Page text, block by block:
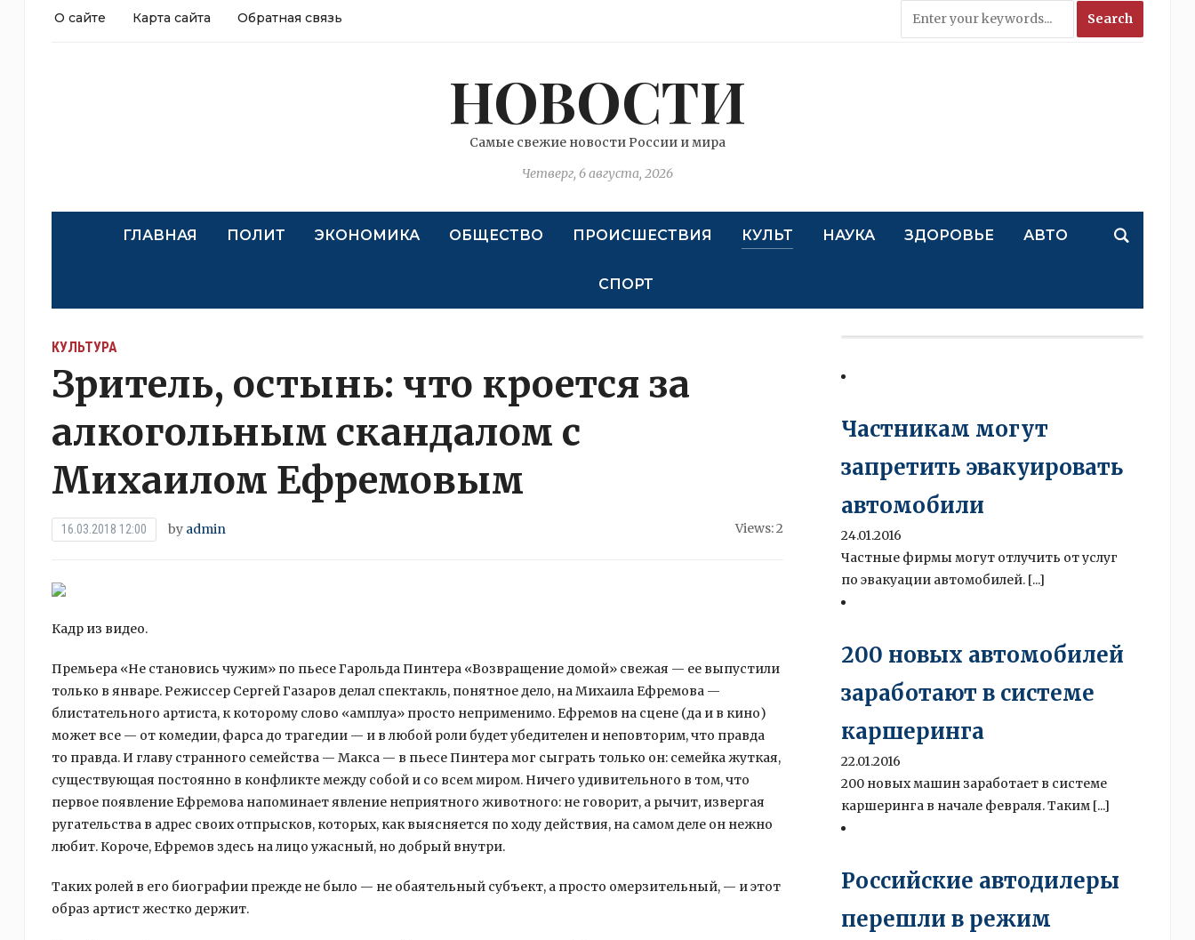
О сайте Карта сайта Обратная связь
НОВОСТИ
Самые свежие новости России и мира
Четверг, 6 августа, 2026
ГЛАВНАЯ ПОЛИТ ЭКОНОМИКА ОБЩЕСТВО ПРОИСШЕСТВИЯ КУЛЬТ НАУКА ЗДОРОВЬЕ АВТО
СПОРТ
КУЛЬТУРА
Зритель, остынь: что кроется за
алкогольным скандалом с
Михаилом Ефремовым
16.03.2018 12:00 by admin Views: 2
Кадр из видео.
Премьера «Не становись чужим» по пьесе Гарольда Пинтера «Возвращение домой» свежая — ее выпустили
только в январе. Режиссер Сергей Газаров делал спектакль, понятное дело, на Михаила Ефремова —
блистательного артиста, к которому слово «амплуа» просто неприменимо. Ефремов на сцене (да и в кино)
может все — от комедии, фарса до трагедии — и в любой роли будет убедителен и неповторим, что правда
то правда. И главу странного семейства — Макса — в пьесе Пинтера мог сыграть только он: семейка жуткая,
существующая постоянно в конфликте между собой и со всем миром. Ничего удивительного в том, что
первое появление Ефремова напоминает явление неприятного животного: не говорит, а рычит, извергая
ругательства в адрес своих отпрысков, которых, как выясняется по ходу действия, на самом деле он нежно
любит. Короче, Ефремов здесь на лицо ужасный, но добрый внутри.
Таких ролей в его биографии прежде не было — не обаятельный субъект, а просто омерзительный, — и этот
образ артист жестко держит.
Частникам могут
запретить эвакуировать
автомобили
24.01.2016
Частные фирмы могут отлучить от услуг
по эвакуации автомобилей. [...]
200 новых автомобилей
заработают в системе
каршеринга
22.01.2016
200 новых машин заработает в системе
каршеринга в начале февраля. Таким [...]
Российские автодилеры
перешли в режим